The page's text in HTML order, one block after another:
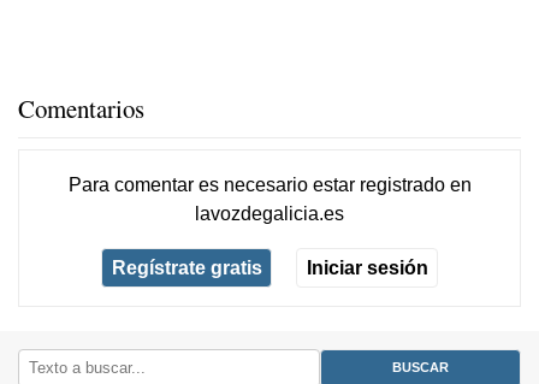
Comentarios
Para comentar es necesario estar registradoen
lavozdegalicia.es
Regístrate gratis Iniciar sesión